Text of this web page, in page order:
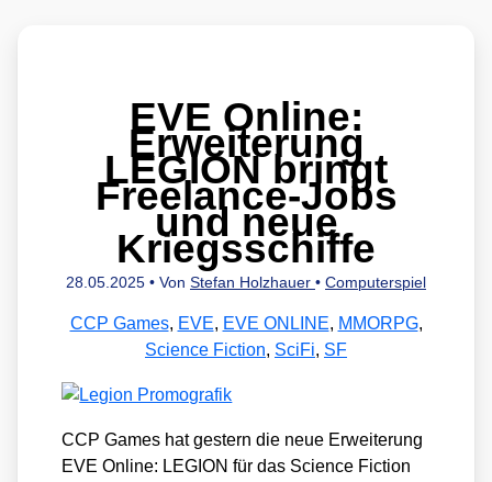
EVE Online:
Erweiterung
LEGION bringt
Freelance-Jobs
und neue
Kriegsschiffe
28.05.2025 • Von Stefan Holzhauer • Computerspiel
CCP Games, EVE, EVE ONLINE, MMORPG,
Science Fiction, SciFi, SF
CCP Games hat ges­tern die neue Erwei­te­rung
EVE Online: LEGION für das Sci­ence Fic­tion